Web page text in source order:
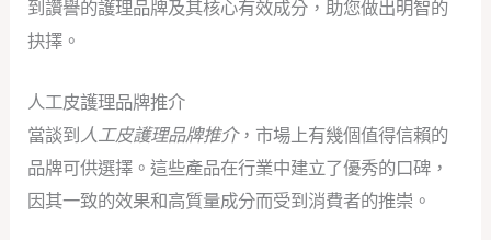
到讚譽的護理品牌及其核心有效成分，助您做出明智的
抉擇。
人工皮護理品牌推介
當談到人工皮護理品牌推介，市場上有幾個值得信賴的
品牌可供選擇。這些產品在行業中建立了優秀的口碑，
因其一致的效果和高質量成分而受到消費者的推崇。